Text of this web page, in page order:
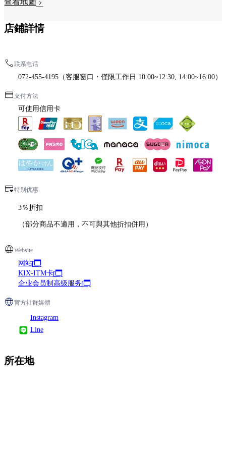
查看地圖
店鋪詳情
联系电话
072-455-4195（客服窗口・僅限工作日 10:00~12:30, 14:00~16:00）
支付方法
可使用信用卡
特别优惠
3％折扣
（部分商品不適用，不可與其他折扣併用）
Website
网站
KIX-ITM卡
企业会员制高级服务
官方社群媒體
Instagram
Line
所在地